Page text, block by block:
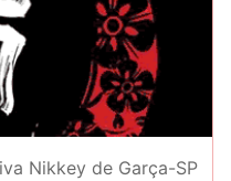
Nikkey de Garça-SP